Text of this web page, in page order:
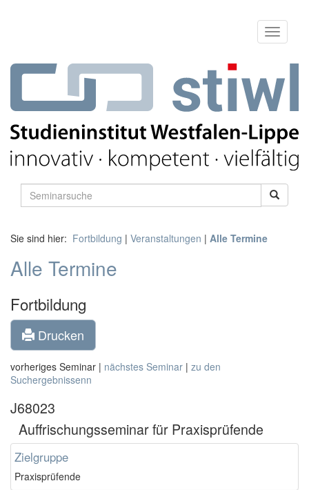
Sie sind hier: Fortbildung | Veranstaltungen | Alle Termine
Alle Termine
Fortbildung
Drucken
vorheriges Seminar | nächstes Seminar | zu den
Suchergebnissenn
J68023
Auffrischungsseminar für Praxisprüfende
Zielgruppe
Praxisprüfende